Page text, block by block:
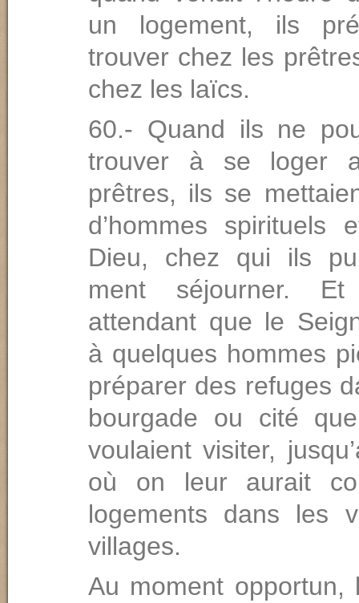
un logement, ils
trouver chez les
chez les laïcs.
60.- Quand ils ne
trouver à se loger
prêtres, ils se
d’hommes spirituels
Dieu, chez qui ils
ment séjourner.
attendant que le
à quelques hommes
préparer des refuges
bourgade ou cité
voulaient visiter,
où on leur aurait
logements dans les
villages.
Au moment opportun,